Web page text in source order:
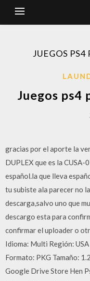
JUEGOS PS4
Juegos ps4
gracias por el aporte la
DUPLEX que es la
español.la que lleva
tu subiste ala parecer no
descarga,salvo uno que
descargo esta para
confirmar el uploader o
Idioma: Multi Región:
Formato: PKG Tamaño:
Google Drive Store Hen